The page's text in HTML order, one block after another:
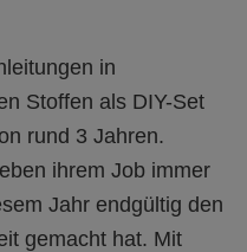
in
Stoffen als DIY-Set
rund 3 Jahren.
ihrem Job immer
Jahr endgültig den
gemacht hat. Mit